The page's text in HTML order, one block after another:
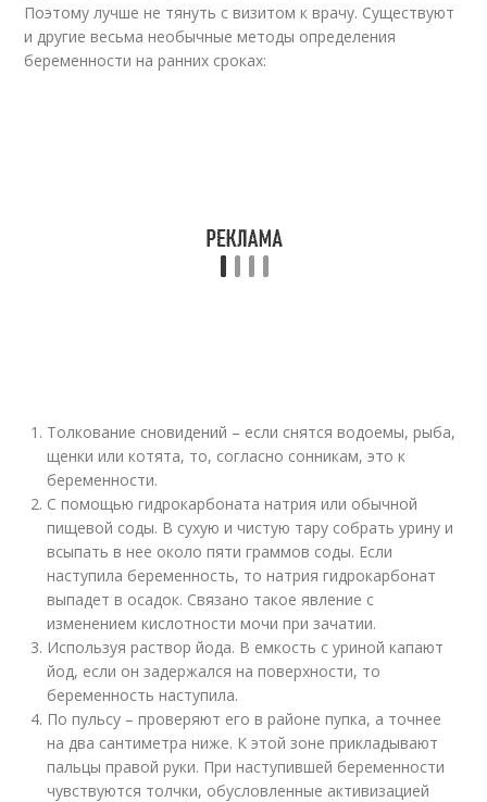
Поэтому лучше не тянуть с визитом к врачу. Существуют
и другие весьма необычные методы определения
беременности на ранних сроках:
Толкование сновидений – если снятся водоемы, рыба,
щенки или котята, то, согласно сонникам, это к
беременности.
С помощью гидрокарбоната натрия или обычной
пищевой соды. В сухую и чистую тару собрать урину и
всыпать в нее около пяти граммов соды. Если
наступила беременность, то натрия гидрокарбонат
выпадет в осадок. Связано такое явление с
изменением кислотности мочи при зачатии.
Используя раствор йода. В емкость с уриной капают
йод, если он задержался на поверхности, то
беременность наступила.
По пульсу – проверяют его в районе пупка, а точнее
на два сантиметра ниже. К этой зоне прикладывают
пальцы правой руки. При наступившей беременности
чувствуются толчки, обусловленные активизацией